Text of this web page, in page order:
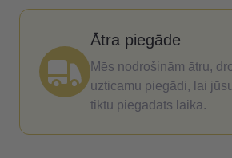
Ātra piegāde
Mēs nodrošinām ātru,
uzticamu piegādi, lai
tiktu piegādāts laikā.